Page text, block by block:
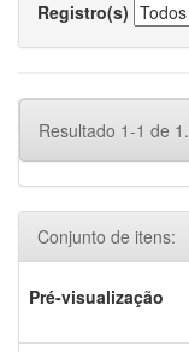
Registro(s)
Resultado 1-1 de 1.
Conjunto de itens:
Pré-visualização